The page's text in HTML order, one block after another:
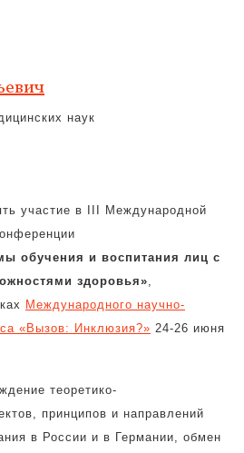
наук
участие в III Международной
обучения и воспитания лиц с
здоровья»,
Международного научно-
«Вызов: Инклюзия?» 24-26 июня
теоретико-
принципов и направлений
в России и в Германии, обмен